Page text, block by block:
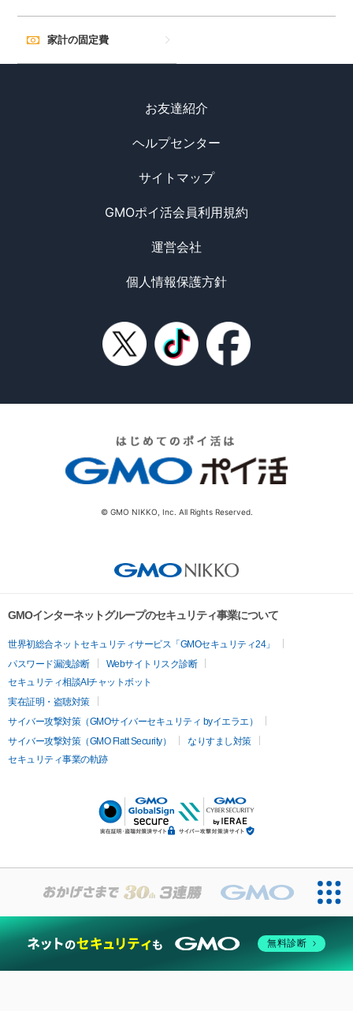
家計の固定費
お友達紹介
ヘルプセンター
サイトマップ
GMOポイ活会員利用規約
運営会社
個人情報保護方針
© GMO NIKKO, Inc. All Rights Reserved.
GMOインターネットグループのセキュリティ事業について
世界初総合ネットセキュリティサービス「GMOセキュリティ24」
パスワード漏洩診断
Webサイトリスク診断
セキュリティ相談AIチャットボット
実在証明・盗聴対策
サイバー攻撃対策（GMOサイバーセキュリティ byイエラエ）
サイバー攻撃対策（GMO Flatt Security）
なりすまし対策
セキュリティ事業の軌跡
無料診断